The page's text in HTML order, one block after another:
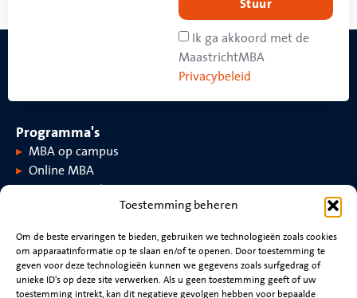
Toestemming beheren
Om de beste ervaringen te bieden, gebruiken we technologieën zoals cookies
om apparaatinformatie op te slaan en/of te openen. Door toestemming te
geven voor deze technologieën kunnen we gegevens zoals surfgedrag of
unieke ID's op deze site verwerken. Als u geen toestemming geeft of uw
toestemming intrekt, kan dit negatieve gevolgen hebben voor bepaalde
Ik ga akkoord met de
MaastrichtMBA
Privacybeleid
Stuur
Programma's
MBA op campus
Online MBA
Over MaastrichtMBA
Over MaastrichtMBA
Universiteit Maastricht
Rankings en accreditaties
Evenementen
Nieuws
Video's